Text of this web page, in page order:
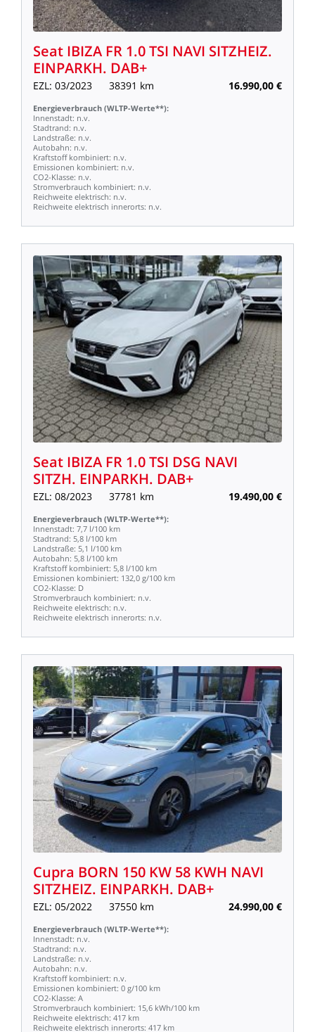
Seat IBIZA FR 1.0TSI NAVI SITZHEIZ.
EINPARKH. DAB+
EZL: 03/2023 38391 km 16.990,00 €
Energieverbrauch (WLTP-Werte**):
Innenstadt: n.v.
Stadtrand: n.v.
Landstraße: n.v.
Autobahn: n.v.
Kraftstoff kombiniert: n.v.
Emissionen kombiniert: n.v.
CO2-Klasse: n.v.
Stromverbrauch kombiniert: n.v.
Reichweite elektrisch: n.v.
Reichweite elektrisch innerorts: n.v.
Seat IBIZA FR 1.0TSI DSG NAVI
SITZH. EINPARKH. DAB+
EZL: 08/2023 37781 km 19.490,00 €
Energieverbrauch (WLTP-Werte**):
Innenstadt: 7,7 l/100 km
Stadtrand: 5,8 l/100 km
Landstraße: 5,1 l/100 km
Autobahn: 5,8 l/100 km
Kraftstoff kombiniert: 5,8 l/100 km
Emissionen kombiniert: 132,0 g/100 km
CO2-Klasse: D
Stromverbrauch kombiniert: n.v.
Reichweite elektrisch: n.v.
Reichweite elektrisch innerorts: n.v.
Cupra BORN 150 KW 58 KWH NAVI
SITZHEIZ. EINPARKH. DAB+
EZL: 05/2022 37550 km 24.990,00 €
Energieverbrauch (WLTP-Werte**):
Innenstadt: n.v.
Stadtrand: n.v.
Landstraße: n.v.
Autobahn: n.v.
Kraftstoff kombiniert: n.v.
Emissionen kombiniert: 0 g/100 km
CO2-Klasse: A
Stromverbrauch kombiniert: 15,6 kWh/100 km
Reichweite elektrisch: 417 km
Reichweite elektrisch innerorts: 417 km